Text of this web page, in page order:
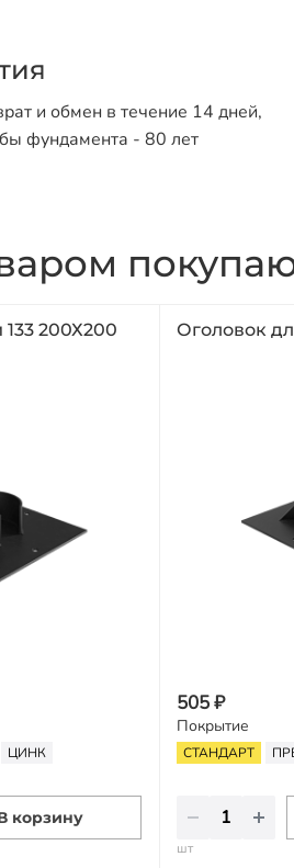
и обмен в течение 14 дней,
фундамента - 80 лет
200Х200
ЦИНК
корзину
Оголовок
505 ₽
Покрытие
СТАНДАРТ
шт